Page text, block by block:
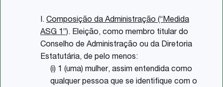
I. Composição da Administração (“Medida
ASG 1”). Eleição, como membro titular do
Conselho de Administração ou da Diretoria
Estatutária, de pelo menos:
(i) 1 (uma) mulher, assim entendida como
qualquer pessoa que se identifique com o